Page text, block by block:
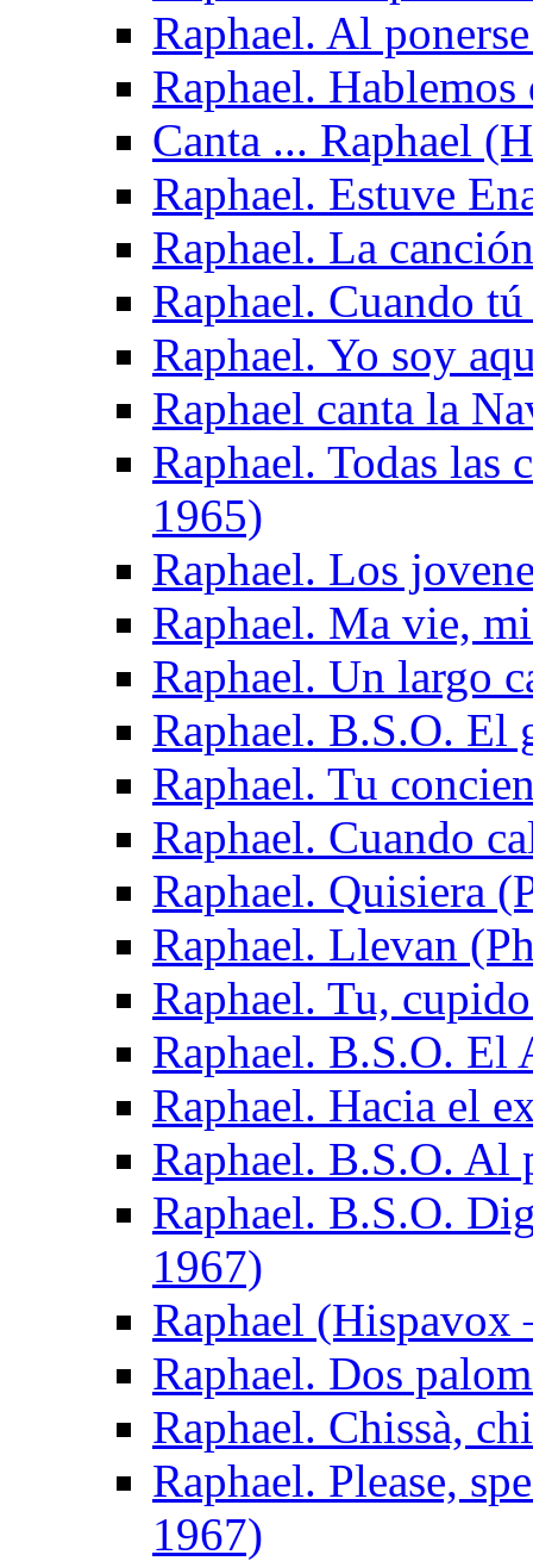
Raphael. Al
Raphael.
Canta ... Raphael
Raphael. Estuve
Raphael. La
Raphael. Cuando
Raphael. Yo soy
Raphael canta la
Raphael. Todas las
1965)
Raphael. Los
Raphael. Ma vie,
Raphael. Un largo
Raphael. B.S.O.
Raphael. Tu
Raphael. Cuando
Raphael. Quisiera
Raphael. Llevan
Raphael. Tu,
Raphael. B.S.O. El
Raphael. Hacia el
Raphael. B.S.O. Al
Raphael. B.S.O.
1967)
Raphael (Hispavox
Raphael. Dos
Raphael. Chissà,
Raphael. Please,
1967)